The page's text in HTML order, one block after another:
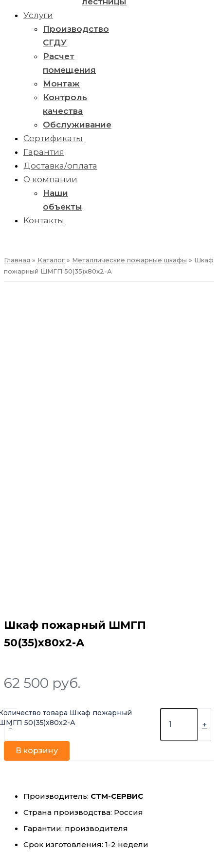
Услуги
Производство
СГДУ
Расчет
помещения
Монтаж
Контроль
качества
Обслуживание
Сертификаты
Гарантия
Доставка/оплата
О компании
Наши
объекты
Контакты
Главная » Каталог » Металлические пожарные шкафы » Шкаф
пожарный ШМГП 50(35)x80x2-А
Шкаф пожарный ШМГП
50(35)x80x2-А
62 500 руб.
-
товара Шкаф пожарный
50(35)x80x2-А
+
В корзину
Производитель: СТМ-СЕРВИС
Страна производства: Россия
Гарантии: производителя
Срок изготовления: 1-2 недели